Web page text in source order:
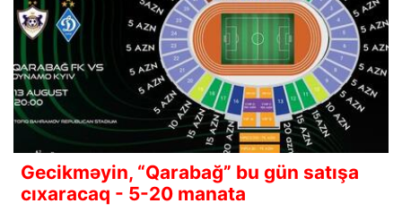
Gecikməyin, “Qarabağ” bu gün satışa
cıxaracaq - 5-20 manata